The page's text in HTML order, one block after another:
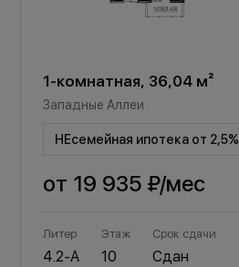
1-комнатная, 36,04 м²
Западные Аллеи
НЕсемейная ипотека от 2,5%
от 19 935 ₽/мес
Литер
4.2-А
Этаж
10
Срок сдачи
Сдан